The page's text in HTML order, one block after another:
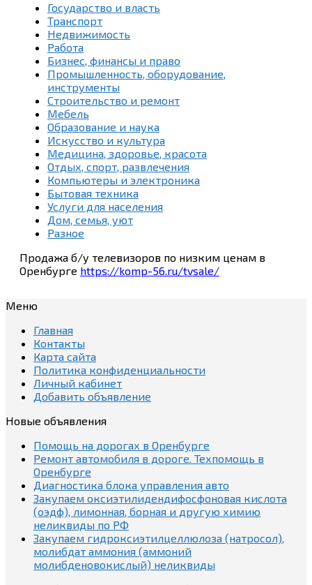
Государство и власть
Транспорт
Недвижимость
Работа
Бизнес, финансы и право
Промышленность, оборудование,
инструменты
Строительство и ремонт
Мебель
Образование и наука
Искусство и культура
Медицина, здоровье, красота
Отдых, спорт, развлечения
Компьютеры и электроника
Бытовая техника
Услуги для населения
Дом, семья, уют
Разное
Продажа б/у телевизоров по низким ценам в
Оренбурге https://komp-56.ru/tvsale/
Меню
Главная
Контакты
Карта сайта
Политика конфиденциальности
Личный кабинет
Добавить объявление
Новые объявления
Помощь на дорогах в Оренбурге
Ремонт автомобиля в дороге. Техпомощь в
Оренбурге
Диагностика блока управления авто
Закупаем оксиэтилидендифосфоновая кислота
(оэдф), лимонная, борная и другую химию
неликвиды по РФ
Закупаем гидроксиэтилцеллюлоза (натросол),
молибдат аммония (аммоний
молибденовокислый) неликвиды